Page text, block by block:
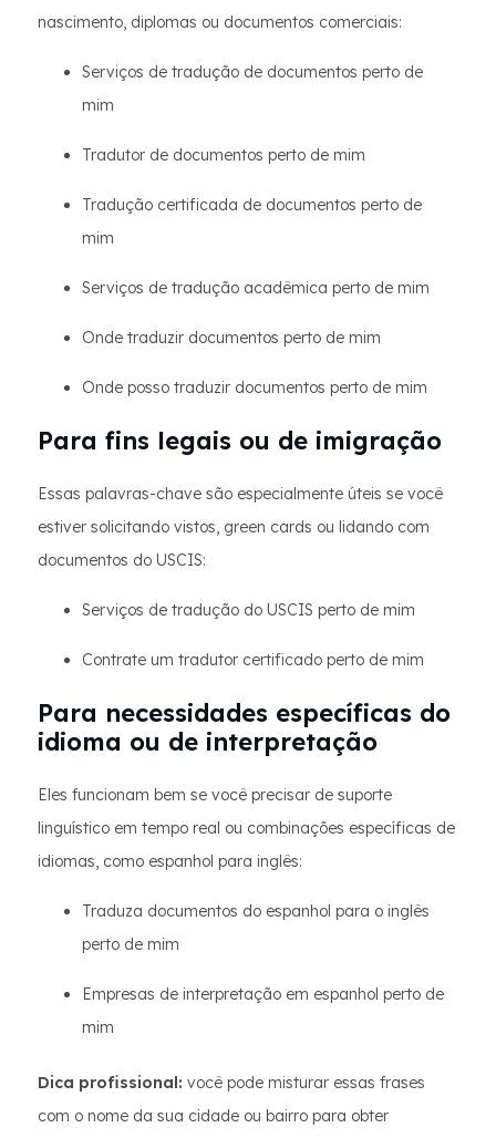
nascimento, diplomas ou documentos comerciais:
Serviços de tradução de documentos perto de
mim
Tradutor de documentos perto de mim
Tradução certificada de documentos perto de
mim
Serviços de tradução acadêmica perto de mim
Onde traduzir documentos perto de mim
Onde posso traduzir documentos perto de mim
Para fins legais ou de imigração
Essas palavras-chave são especialmente úteis se você
estiver solicitando vistos, green cards ou lidando com
documentos do USCIS:
Serviços de tradução do USCIS perto de mim
Contrate um tradutor certificado perto de mim
Para necessidades específicas do
idioma ou de interpretação
Eles funcionam bem se você precisar de suporte
linguístico em tempo real ou combinações específicas de
idiomas, como espanhol para inglês:
Traduza documentos do espanhol para o inglês
perto de mim
Empresas de interpretação em espanhol perto de
mim
Dica profissional: você pode misturar essas frases
com o nome da sua cidade ou bairro para obter